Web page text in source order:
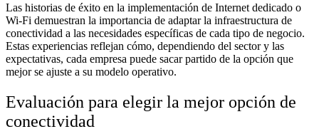
Las historias de éxito en la implementación de Internet dedicado o
Wi-Fi demuestran la importancia de adaptar la infraestructura de
conectividad a las necesidades específicas de cada tipo de negocio.
Estas experiencias reflejan cómo, dependiendo del sector y las
expectativas, cada empresa puede sacar partido de la opción que
mejor se ajuste a su modelo operativo.
Evaluación para elegir la mejor opción de
conectividad